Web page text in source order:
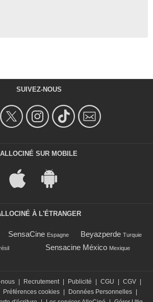
SUIVEZ-NOUS
ALLOCINÉ SUR MOBILE
À L'ÉTRANGER
SensaCine Espagne Beyazperde Turquie
Sensacine México Mexique
nous Recrutement Publicité CGU CGV
Préférences cookies Données Personnelles